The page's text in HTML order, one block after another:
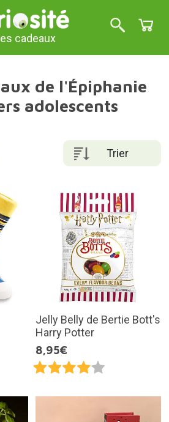
cadeaux
de l'Épiphanie
adolescents
Trier
Jelly Belly de Bertie Bott's
Harry Potter
8,95€